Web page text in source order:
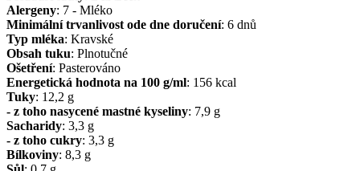
Alergeny: 7 - Mléko
Minimální trvanlivost ode dne doručení: 6 dnů
Typ mléka: Kravské
Obsah tuku: Plnotučné
Ošetření: Pasterováno
Energetická hodnota na 100 g/ml: 156 kcal
Tuky: 12,2 g
- z toho nasycené mastné kyseliny: 7,9 g
Sacharidy: 3,3 g
- z toho cukry: 3,3 g
Bílkoviny: 8,3 g